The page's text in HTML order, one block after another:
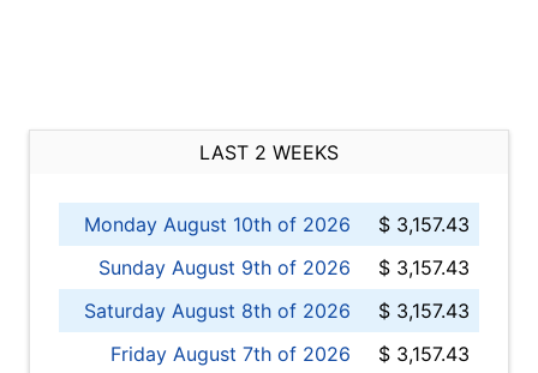
LAST 2 WEEKS
Monday August 10th of 2026
$ 3,157.43
Sunday August 9th of 2026
$ 3,157.43
Saturday August 8th of 2026
$ 3,157.43
Friday August 7th of 2026
$ 3,157.43